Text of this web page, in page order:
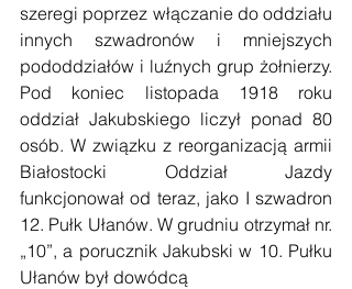
szeregi poprzez włączanie do oddziału
innych szwadronów i mniejszych
pododdziałów i luźnych grup żołnierzy.
Pod koniec listopada 1918 roku
oddział Jakubskiego liczył ponad 80
osób. W związku z reorganizacją armii
Białostocki Oddział Jazdy
funkcjonował od teraz, jako I szwadron
12. Pułk Ułanów. W grudniu otrzymał nr.
„10”, a porucznik Jakubski w 10. Pułku
Ułanów był dowódcą